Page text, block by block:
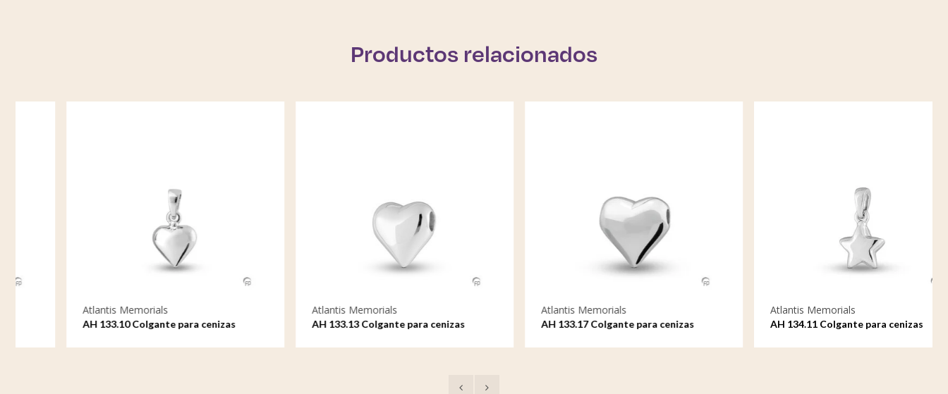
Productos relacionados
Atlantis Memorials
AH 133.10 Colgante para cenizas
Atlantis Memorials
AH 133.13 Colgante para cenizas
Atlantis Memorials
AH 133.17 Colgante para cenizas
Atlantis Memorials
AH 134.11 Colgante para cenizas